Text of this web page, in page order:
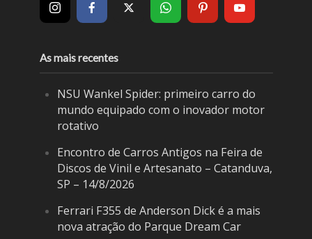
As mais recentes
NSU Wankel Spider: primeiro carro do
mundo equipado com o inovador motor
rotativo
Encontro de Carros Antigos na Feira de
Discos de Vinil e Artesanato – Catanduva,
SP – 14/8/2026
Ferrari F355 de Anderson Dick é a mais
nova atração do Parque Dream Car